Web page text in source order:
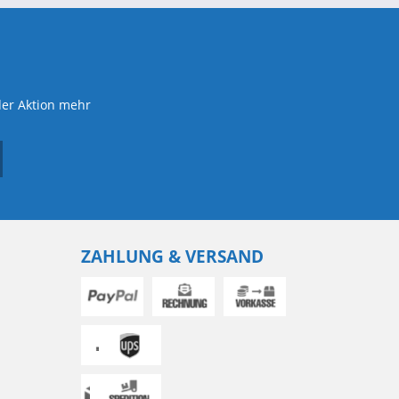
Aktion mehr
ZAHLUNG & VERSAND